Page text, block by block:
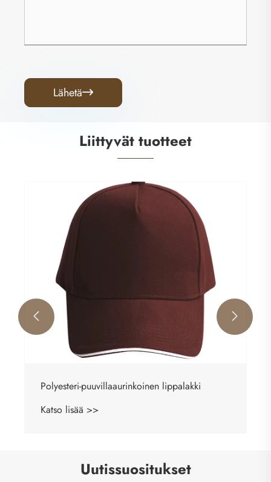
Lähetä
Liittyvät tuotteet
Polyesteri-puuvillaaurinkoinen lippalakki
Katso lisää >>
 
Uutissuositukset